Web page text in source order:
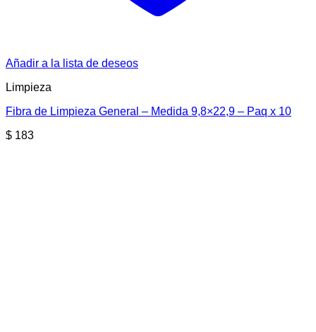
Añadir a la lista de deseos
Limpieza
Fibra de Limpieza General – Medida 9,8×22,9 – Paq x 10
$ 183